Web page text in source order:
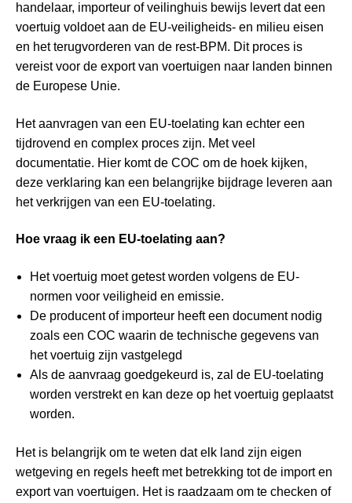
handelaar, importeur of veilinghuis bewijs levert dat een
voertuig voldoet aan de EU-veiligheids- en milieu eisen
en het terugvorderen van de rest-BPM. Dit proces is
vereist voor de export van voertuigen naar landen binnen
de Europese Unie.
Het aanvragen van een EU-toelating kan echter een
tijdrovend en complex proces zijn. Met veel
documentatie. Hier komt de COC om de hoek kijken,
deze verklaring kan een belangrijke bijdrage leveren aan
het verkrijgen van een EU-toelating.
Hoe vraag ik een EU-toelating aan?
Het voertuig moet getest worden volgens de EU-
normen voor veiligheid en emissie.
De producent of importeur heeft een document nodig
zoals een COC waarin de technische gegevens van
het voertuig zijn vastgelegd
Als de aanvraag goedgekeurd is, zal de EU-toelating
worden verstrekt en kan deze op het voertuig geplaatst
worden.
Het is belangrijk om te weten dat elk land zijn eigen
wetgeving en regels heeft met betrekking tot de import en
export van voertuigen. Het is raadzaam om te checken of